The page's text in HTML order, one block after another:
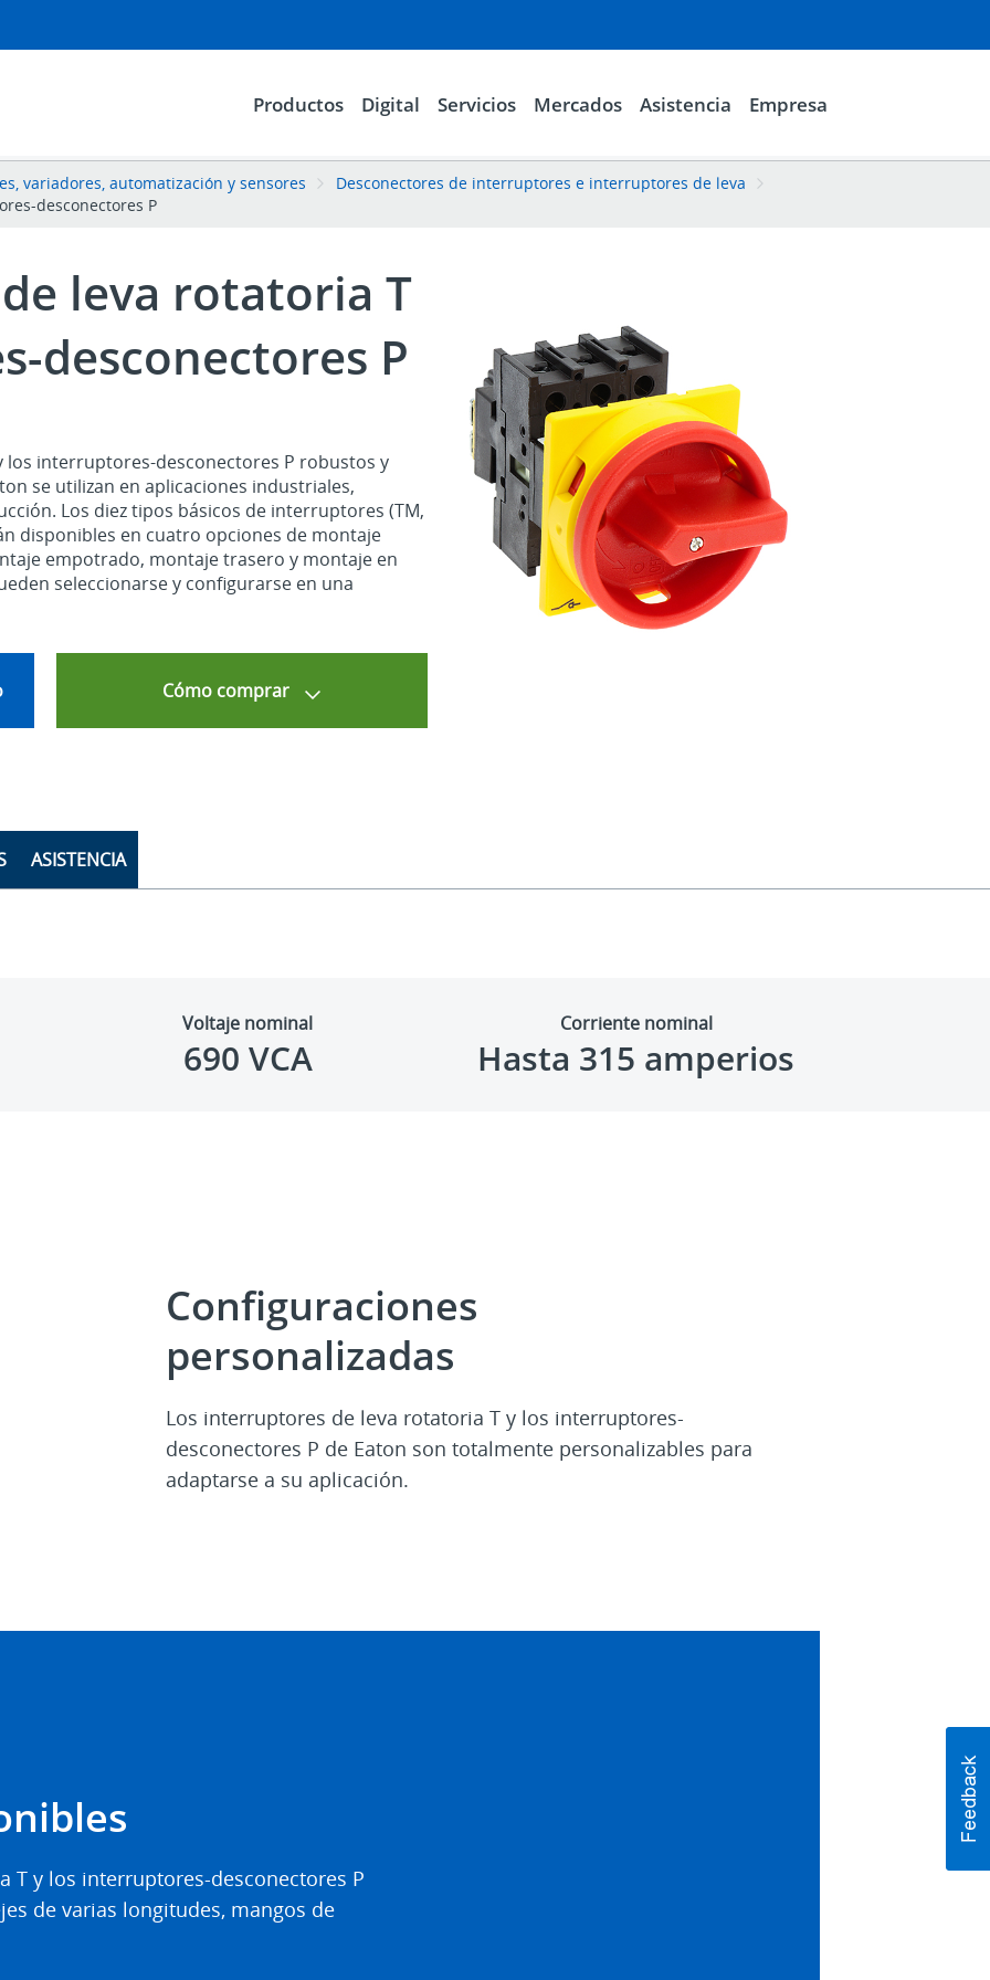
Productos Digital Servicios Mercados Asistencia Empresa
variadores, automatización y sensores
Desconectores de interruptores e interruptores de leva
desconectores P
leva rotatoria T
desconectores P
interruptores-desconectores P robustos y
se utilizan en aplicaciones industriales,
Los diez tipos básicos de interruptores (TM,
disponibles en cuatro opciones de montaje
empotrado, montaje trasero y montaje en
seleccionarse y configurarse en una
Cómo comprar
ASISTENCIA
Voltaje nominal
690 VCA
Corriente nominal
Hasta 315 amperios
Configuraciones
personalizadas
Los interruptores de leva rotatoria T y los interruptores-
desconectores P de Eaton son totalmente personalizables para
adaptarse a su aplicación.
T y los interruptores-desconectores P
de varias longitudes, mangos de